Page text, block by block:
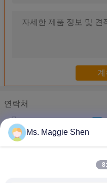
연락처
Ms. Maggie Shen
전화 : 0086-571-
폭 2200/3200/3600 mm를
1440dpi 디지털 방식으로
고정확도 회전하는 조판공,
회전하는 잉크 제트 스크린
672개의 분사구 직물 조각
평상형 트레일러 잉크 제
Ms. Maggie Shen